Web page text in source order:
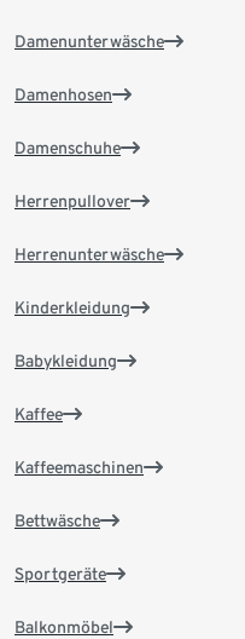
Damenunterwäsche
Damenhosen
Damenschuhe
Herrenpullover
Herrenunterwäsche
Kinderkleidung
Babykleidung
Kaffee
Kaffeemaschinen
Bettwäsche
Sportgeräte
Balkonmöbel